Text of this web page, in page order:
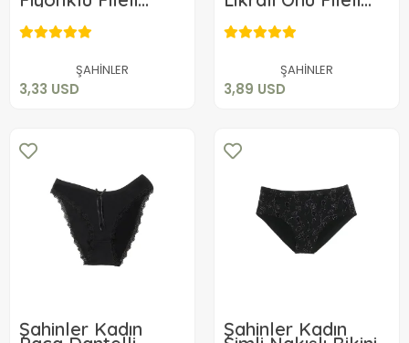
Bikini Külot B313
ŞAHİNLER
3,33 USD
3,33 USD
Sepete Ekle
Bato B115
ŞAHİNLER
3,89 USD
3,89 USD
Sepete Ekle
Şahinler Kadın Şahinler Kadın